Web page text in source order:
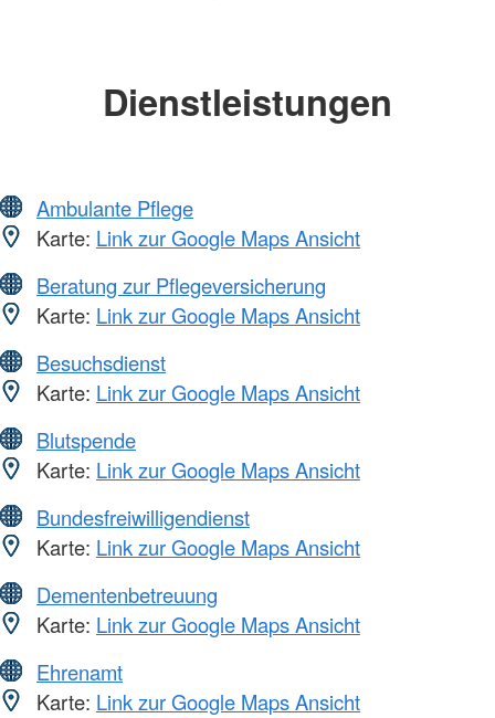
Dienstleistungen
Ambulante Pflege
Karte: Link zur Google Maps Ansicht
Beratung zur Pflegeversicherung
Karte: Link zur Google Maps Ansicht
Besuchsdienst
Karte: Link zur Google Maps Ansicht
Blutspende
Karte: Link zur Google Maps Ansicht
Bundesfreiwilligendienst
Karte: Link zur Google Maps Ansicht
Dementenbetreuung
Karte: Link zur Google Maps Ansicht
Ehrenamt
Karte: Link zur Google Maps Ansicht